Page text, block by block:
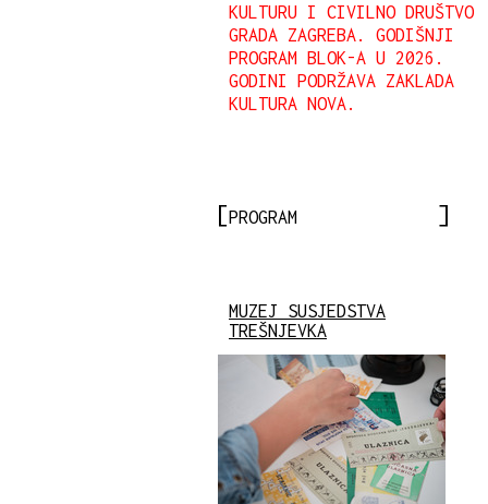
KULTURU I CIVILNO DRUŠTVO
GRADA ZAGREBA. GODIŠNJI
PROGRAM BLOK-A U 2026.
GODINI PODRŽAVA ZAKLADA
KULTURA NOVA.
PROGRAM
MUZEJ SUSJEDSTVA
TREŠNJEVKA